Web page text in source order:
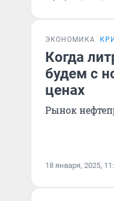
ЭКОНОМИКА
Когда
будем с
ценах
Рынок
18 января, 2025,